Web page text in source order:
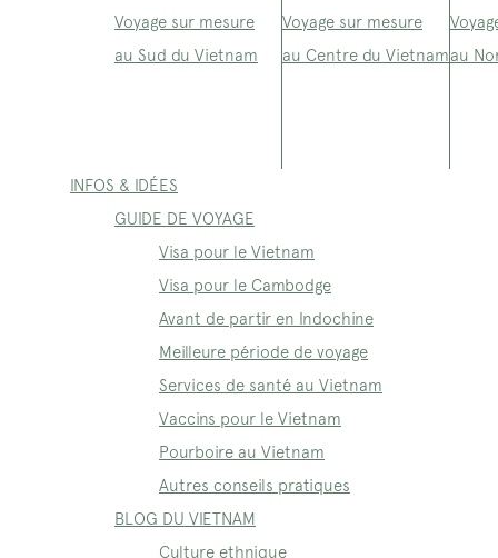
Voyage sur mesure
au Sud du Vietnam
Voyage sur mesure
au Centre du Vietnamau
INFOS & IDÉES
GUIDE DE VOYAGE
Visa pour le Vietnam
Visa pour le Cambodge
Avant de partir en Indochine
Meilleure période de voyage
Services de santé au Vietnam
Vaccins pour le Vietnam
Pourboire au Vietnam
Autres conseils pratiques
BLOG DU VIETNAM
Culture ethnique